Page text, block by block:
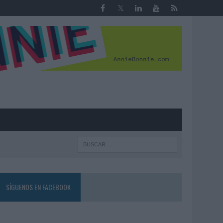
SÍGUENOS EN FACEBOOK